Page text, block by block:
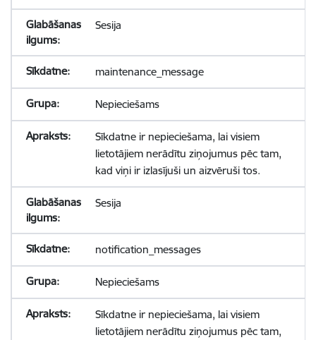
Sesija
maintenance_message
Nepieciešams
Sīkdatne ir nepieciešama, lai visiem
lietotājiem nerādītu ziņojumus pēc tam,
kad viņi ir izlasījuši un aizvēruši tos.
Sesija
notification_messages
Nepieciešams
Sīkdatne ir nepieciešama, lai visiem
lietotājiem nerādītu ziņojumus pēc tam,